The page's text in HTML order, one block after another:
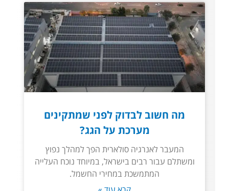
מה חשוב לבדוק לפני שמתקינים
מערכת על הגג?
המעבר לאנרגיה סולארית הפך למהלך נפוץ
ומשתלם עבור רבים בישראל, במיוחד נוכח העלייה
המתמשכת במחירי החשמל.